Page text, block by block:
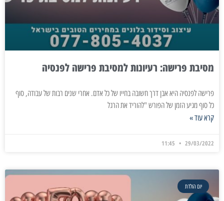
מסיבת פרישה: רעיונות למסיבת פרישה לפנסיה
פרישה לפנסיה היא אבן דרך חשובה בחייו של כל אדם. אחרי שנים רבות של עבודה, סוף
כל סוף מגיע הזמן של הפורש "להוריד את הרגל
קרא עוד »
29/03/2022
יום הולדת